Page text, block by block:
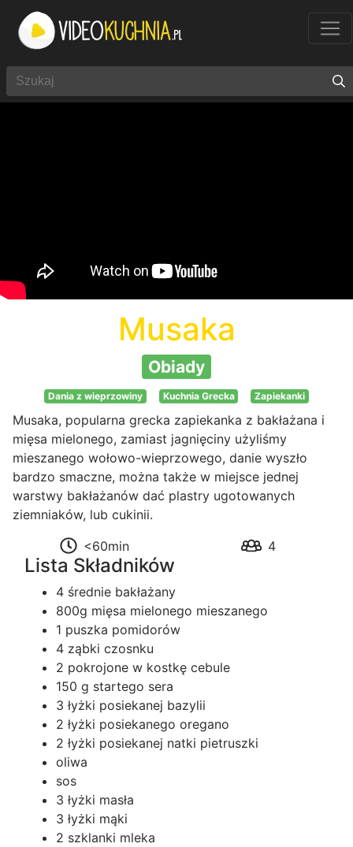
Musaka
Obiady
Dania z wieprzowiny Kuchnia Grecka Zapiekanki
Musaka, popularna grecka zapiekanka z bakłażana i
mięsa mielonego, zamiast jagnięciny użyliśmy
mieszanego wołowo-wieprzowego, danie wyszło
bardzo smaczne, można także w miejsce jednej
warstwy bakłażanów dać plastry ugotowanych
ziemniaków, lub cukinii.
<60min
4
Lista Składników
4 średnie bakłażany
800g mięsa mielonego mieszanego
1 puszka pomidorów
4 ząbki czosnku
2 pokrojone w kostkę cebule
150 g startego sera
3 łyżki posiekanej bazylii
2 łyżki posiekanego oregano
2 łyżki posiekanej natki pietruszki
oliwa
sos
3 łyżki masła
3 łyżki mąki
2 szklanki mleka